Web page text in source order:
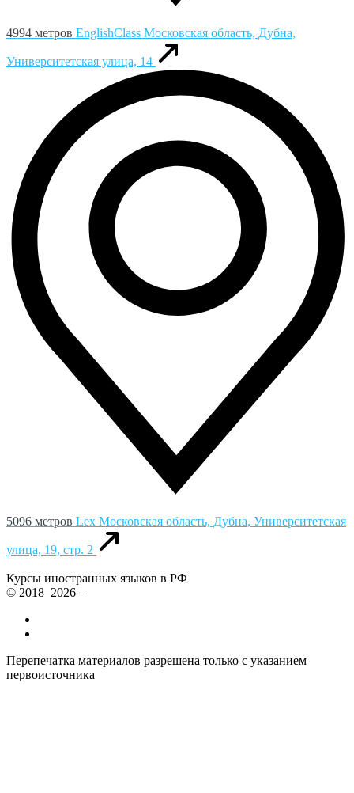
4994 метров EnglishClass Московская область, Дубна,
Университетская улица, 14
5096 метров Lex Московская область, Дубна, Университетская
улица, 19, стр. 2
Курсы иностранных языков в РФ
© 2018–2026 –
Перепечатка материалов разрешена только с указанием
первоисточника